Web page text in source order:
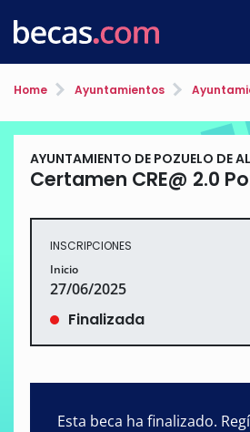
Home Ayuntamientos
AYUNTAMIENTO DE POZUELO DE
Certamen CRE@ 2.0
INSCRIPCIONES
Inicio
27/06/2025
Finalizada
Esta beca ha finalizado.